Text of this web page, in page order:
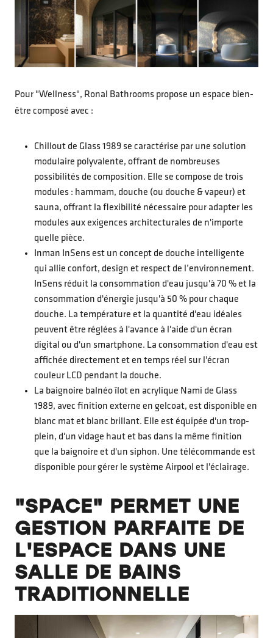
Pour "Wellness", Ronal Bathrooms propose un espace bien-
être composé avec :
Chillout de Glass 1989 se caractérise par une solution
modulaire polyvalente, offrant de nombreuses
possibilités de composition. Elle se compose de trois
modules : hammam, douche (ou douche & vapeur) et
sauna, offrant la flexibilité nécessaire pour adapter les
modules aux exigences architecturales de n'importe
quelle pièce.
Inman InSens est un concept de douche intelligente
qui allie confort, design et respect de l’environnement.
InSens réduit la consommation d'eau jusqu'à 70 % et la
consommation d'énergie jusqu'à 50 % pour chaque
douche. La température et la quantité d'eau idéales
peuvent être réglées à l'avance à l'aide d'un écran
digital ou d'un smartphone. La consommation d'eau est
affichée directement et en temps réel sur l'écran
couleur LCD pendant la douche.
La baignoire balnéo îlot en acrylique Nami de Glass
1989, avec finition externe en gelcoat, est disponible en
blanc mat et blanc brillant. Elle est équipée d'un trop-
plein, d'un vidage haut et bas dans la même finition
que la baignoire et d'un siphon. Une télécommande est
disponible pour gérer le système Airpool et l'éclairage.
"SPACE" PERMET UNE
GESTION PARFAITE DE
L'ESPACE DANS UNE
SALLE DE BAINS
TRADITIONNELLE